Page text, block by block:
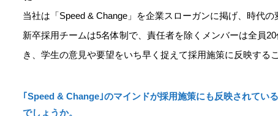
当社は「Speed & Change」を企業スローガンに掲げ、時代
新卒採用チームは5名体制で、責任者を除くメンバーは全員
き、学生の意見や要望をいち早く捉えて採用施策に反映する
｢Speed & Change｣のマインドが採用施策にも反映されてい
でしょうか。